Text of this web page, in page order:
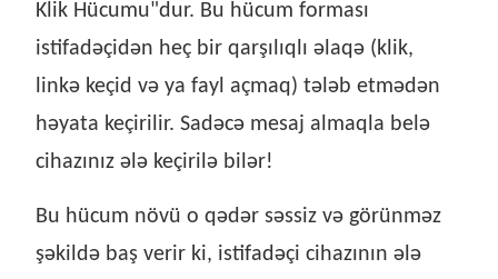
Klik Hücumu"dur. Bu hücum forması
istifadəçidən heç bir qarşılıqlı əlaqə (klik,
linkə keçid və ya fayl açmaq) tələb etmədən
həyata keçirilir. Sadəcə mesaj almaqla belə
cihazınız ələ keçirilə bilər!
Bu hücum növü o qədər səssiz və görünməz
şəkildə baş verir ki, istifadəçi cihazının ələ